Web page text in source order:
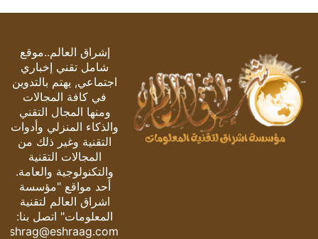
إشراق العالم..موقع
شامل تقني إخباري
اجتماعي, يهتم بالتدوين
في كافة المجالات
ومنها المجال التقني
والذكاء المنزلي وأدوات
التقنية وغير ذلك من
المجالات التقنية
والتكنولوجية والعامة.
أحد مواقع "مؤسسة
اشراق العالم لتقنية
المعلومات" اتصل بنا:
eshrag@eshraag.com